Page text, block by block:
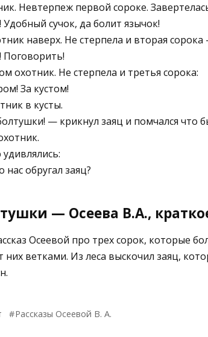
Невтерпеж первой сороке.
сучок, да болит язычок!
наверх. Не стерпела и вторая
охотник. Не стерпела и третья сорока:
За кустом!
в кусты.
— крикнул заяц и помчался что
обругал заяц?
— Осеева В.А.,
Осеевой про трех сорок, которые
них ветками. Из леса выскочил заяц,
Рассказы Осеевой В. А.